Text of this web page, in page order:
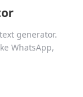
generator.
WhatsApp,